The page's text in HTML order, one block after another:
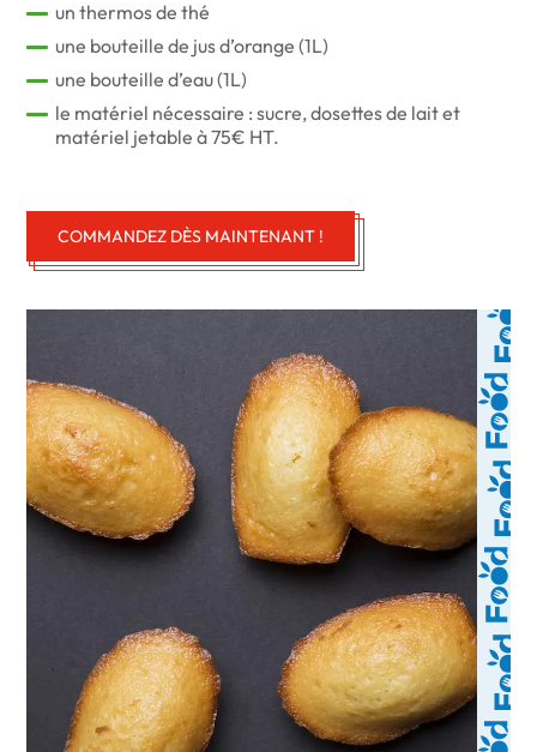
un thermos de thé
une bouteille de jus d’orange (1L)
une bouteille d’eau (1L)
le matériel nécessaire : sucre, dosettes de lait et
matériel jetable à 75€ HT.
COMMANDEZ DÈS MAINTENANT !